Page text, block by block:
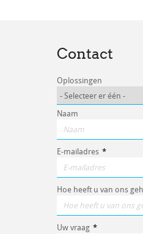
Contact
Oplossingen
Naam
E-mailadres *
Hoe heeft u van ons
Uw vraag *